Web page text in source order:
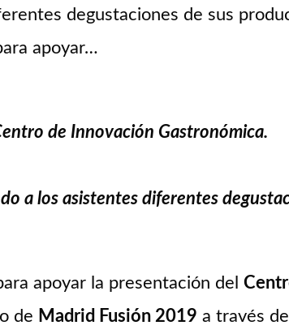
degustaciones de sus
apoyar…
de Innovación Gastronómica.
a los asistentes diferentes
apoyar la presentación del
de Madrid Fusión 2019 a través